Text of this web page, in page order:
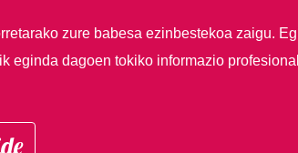
zure babesa ezinbestekoa zaigu.
eginda dagoen tokiko informazio